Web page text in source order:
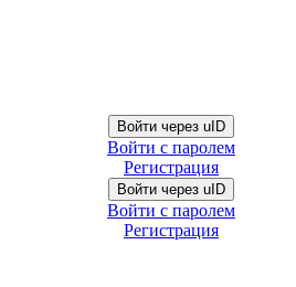
Войти через uID
Войти с паролем
Регистрация
Войти через uID
Войти с паролем
Регистрация